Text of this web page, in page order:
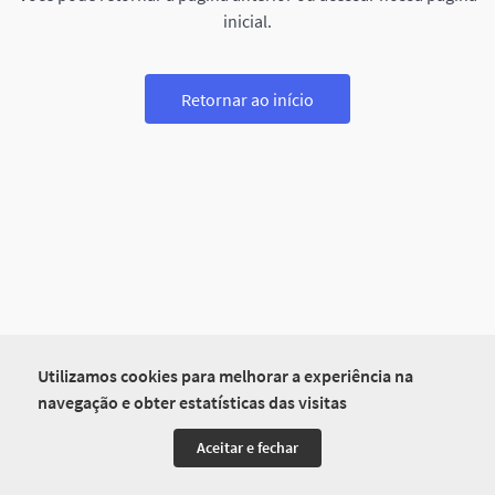
Utilizamos cookies para melhorar a experiência na
navegação e obter estatísticas das visitas
Aceitar e fechar
inicial.
Retornar ao início